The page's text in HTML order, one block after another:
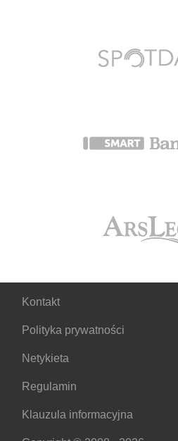
Kontakt
Polityka prywatności
Netykieta
Regulamin
Klauzula informacyjna